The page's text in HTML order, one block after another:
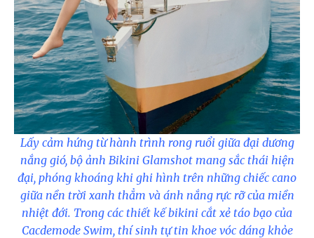
Lấy cảm hứng từ hành trình rong ruổi giữa đại dương
nắng gió, bộ ảnh Bikini Glamshot mang sắc thái hiện
đại, phóng khoáng khi ghi hình trên những chiếc cano
giữa nền trời xanh thẳm và ánh nắng rực rỡ của miền
nhiệt đới. Trong các thiết kế bikini cắt xẻ táo bạo của
Cacdemode Swim, thí sinh tự tin khoe vóc dáng khỏe